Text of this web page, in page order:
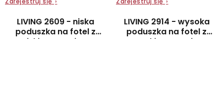
LIVING 2609 - niska
poduszka na fotel z
niskim oparciem
LIVING 2914 - wysoka
poduszka na fotel z
wysokim oparciem